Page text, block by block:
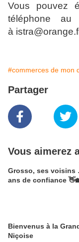
Vous pouvez
téléphone au
à
#commerces de mon
Partager
Vous aimerez
Grosso, ses voisins
ans de confiance
Bienvenus à la
Niçoise